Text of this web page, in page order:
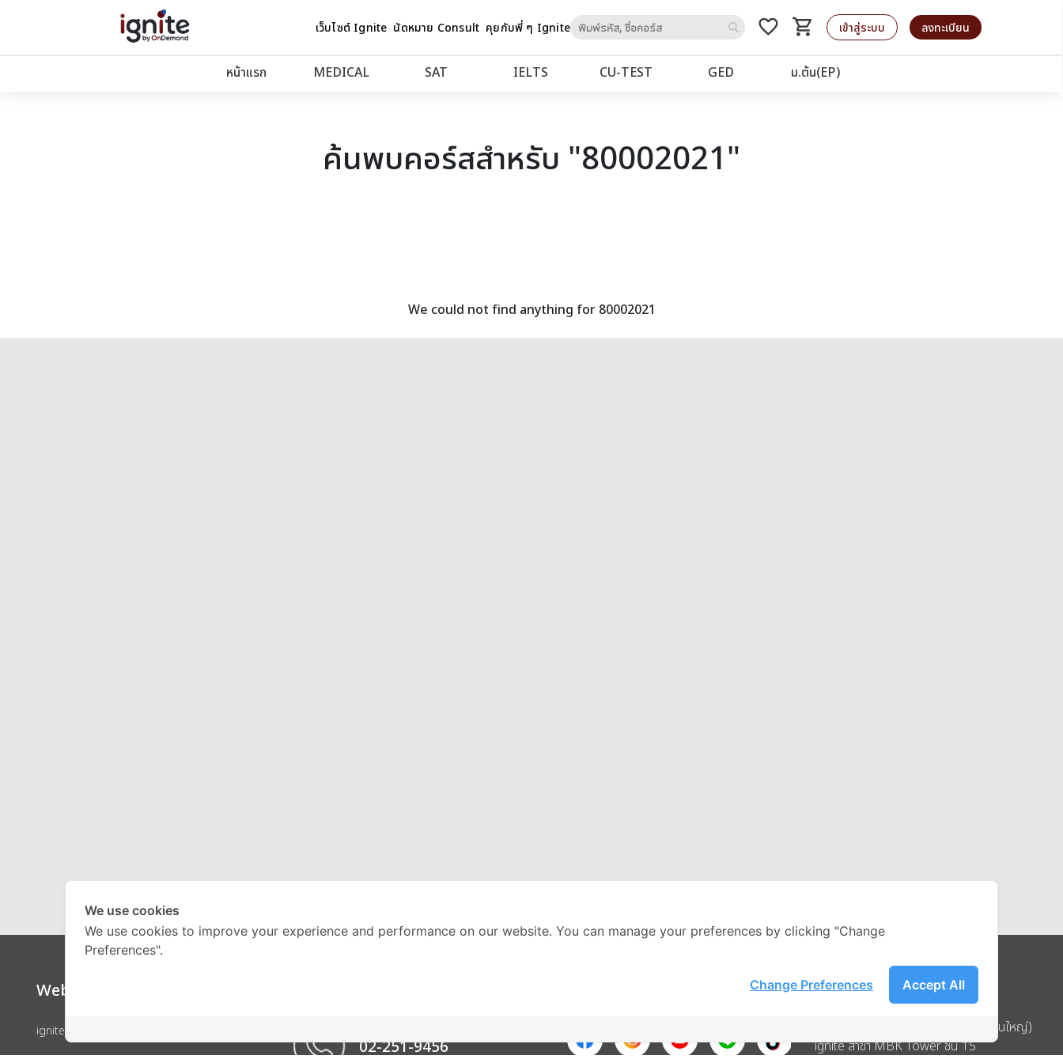
เว็บไซต์ Ignite นัดหมาย Consult คุยกับพี่ ๆ Igniteto
favorite_border shopping_cart
รถเข็น เข้าสู่ระบบ ลงทะเบียน
หน้าแรก MEDICAL SAT IELTS CU‑TEST GED ม.ต้น(EP)
ค้นพบคอร์สสำหรับ "80002021"
We could not find anything for 80002021
Website
ignite by OnDemand
02-251-9456
Address
บริษัท อิกไนท์ เอ สตาร์ จำกัด (สำนักงานใหญ่)
ignite สาขา MBK Tower ชั้น 15
We use cookies
We use cookies to improve your experience and performance on our website. You can manage your preferences by clicking "Change
Preferences".
Accept All
Change Preferences